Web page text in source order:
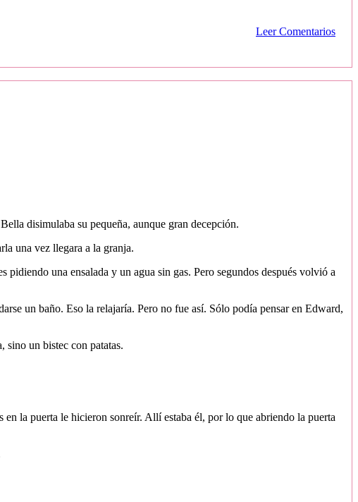
Leer Comentarios
disimulaba su pequeña, aunque gran decepción.
una vez llegara a la granja.
una ensalada y un agua sin gas. Pero segundos después volvió a
un baño. Eso la relajaría. Pero no fue así. Sólo podía pensar en Edward,
sino un bistec con patatas.
la puerta le hicieron sonreír. Allí estaba él, por lo que abriendo la puerta